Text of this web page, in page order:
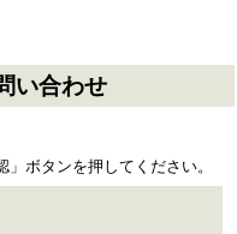
い合わせ
ボタンを押してください。